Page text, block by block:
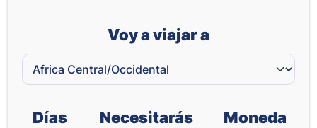
Voy a viajar a
Días Necesitarás Moneda